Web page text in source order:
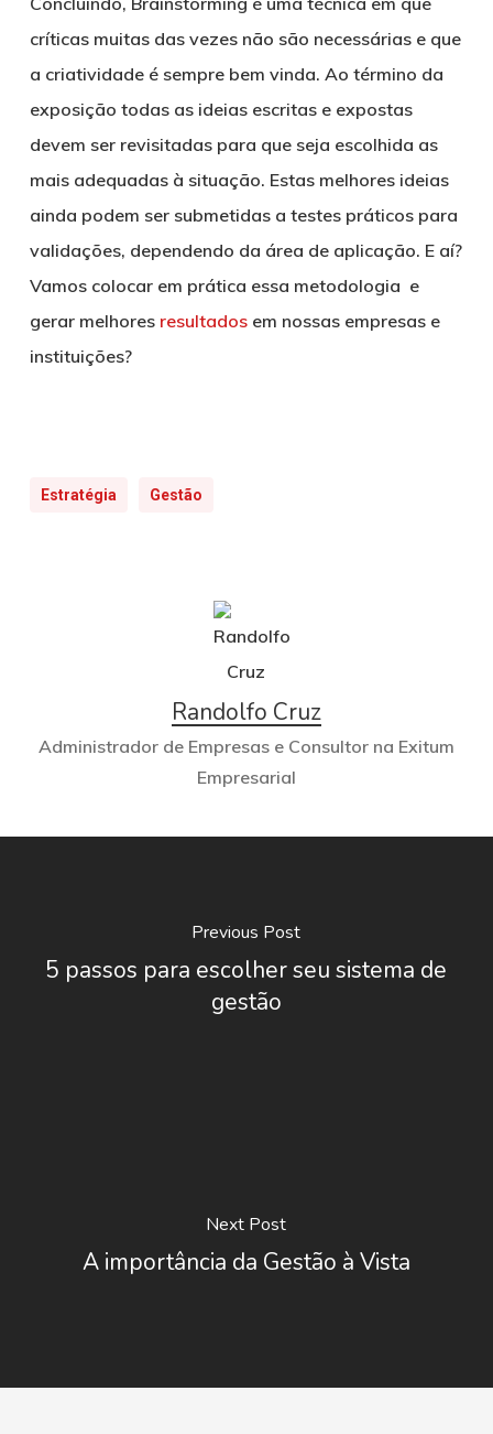
críticas muitas das vezes não são necessárias e que
a criatividade é sempre bem vinda. Ao término da
exposição todas as ideias escritas e expostas
devem ser revisitadas para que seja escolhida as
mais adequadas à situação. Estas melhores ideias
ainda podem ser submetidas a testes práticos para
validações, dependendo da área de aplicação. E aí?
Vamos colocar em prática essa metodologia e
gerar melhores resultadosem nossas empresas e
instituições?
Estratégia Gestão
Randolfo Cruz
Administrador de Empresas e Consultor na Exitum
Empresarial
Previous Post
5 passos para escolher seu sistema de
gestão
Next Post
A importância da Gestão à Vista